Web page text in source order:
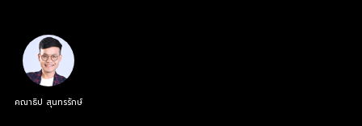
คณาธิป สุนทรรักษ์